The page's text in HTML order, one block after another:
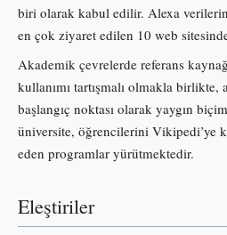
biri olarak kabul edilir. Alexa
en çok ziyaret edilen 10 web
Akademik çevrelerde referans
kullanımı tartışmalı olmakla birlikte,
başlangıç noktası olarak yaygın
üniversite, öğrencilerini Vikipedi’ye
eden programlar yürütmektedir.
Eleştiriler